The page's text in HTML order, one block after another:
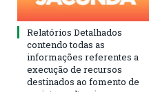
Relatórios Detalhados
contendo todas as
informações referentes a
execução de recursos
destinados ao fomento de